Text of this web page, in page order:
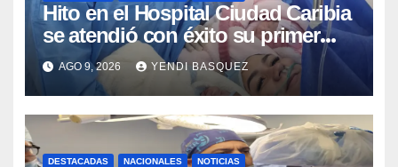
Hito en el Hospital Ciudad Caribia
se atendió con éxito su primer
parto gemelar
AGO 9, 2026 YENDI BASQUEZ
DESTACADAS NACIONALES NOTICIAS